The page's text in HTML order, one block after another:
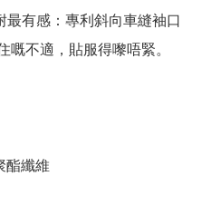
最有感：專利斜向車縫袖口
嘅不適，貼服得嚟唔緊。
酯纖維